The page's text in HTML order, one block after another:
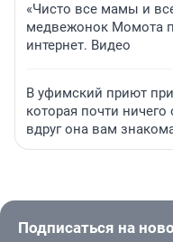
«Чисто все мамы и
медвежонок Момота
интернет. Видео
В уфимский приют
которая почти
вдруг она вам
Подписаться на